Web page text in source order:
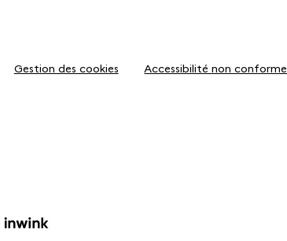
Gestion des cookies Accessibilité non conforme